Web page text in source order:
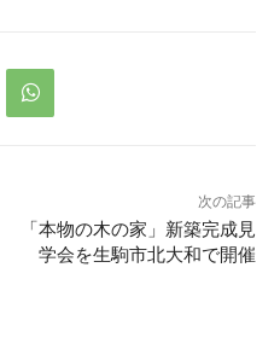
次の記事
「本物の木の家」新築完成見
学会を生駒市北大和で開催